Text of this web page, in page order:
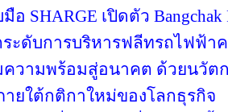
อ SHARGE เปิดตัว Bangchak
ระดับการบริหารฟลีทรถไฟฟ้า
มความพร้อมสู่อนาคต ด้วยนวั
ยใต้กติกาใหม่ของโลกธุรกิจ